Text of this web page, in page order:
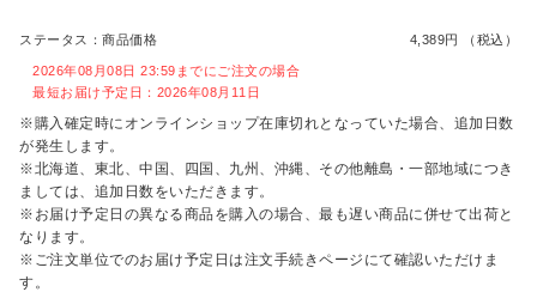
ステータス：商品価格 4,389円 （税込）
2026年08月08日 23:59までにご注文の場合
最短お届け予定日：2026年08月11日
※購入確定時にオンラインショップ在庫切れとなっていた場合、追加日数
が発生します。
※北海道、東北、中国、四国、九州、沖縄、その他離島・一部地域につき
ましては、追加日数をいただきます。
※お届け予定日の異なる商品を購入の場合、最も遅い商品に併せて出荷と
なります。
※ご注文単位でのお届け予定日は注文手続きページにて確認いただけま
す。